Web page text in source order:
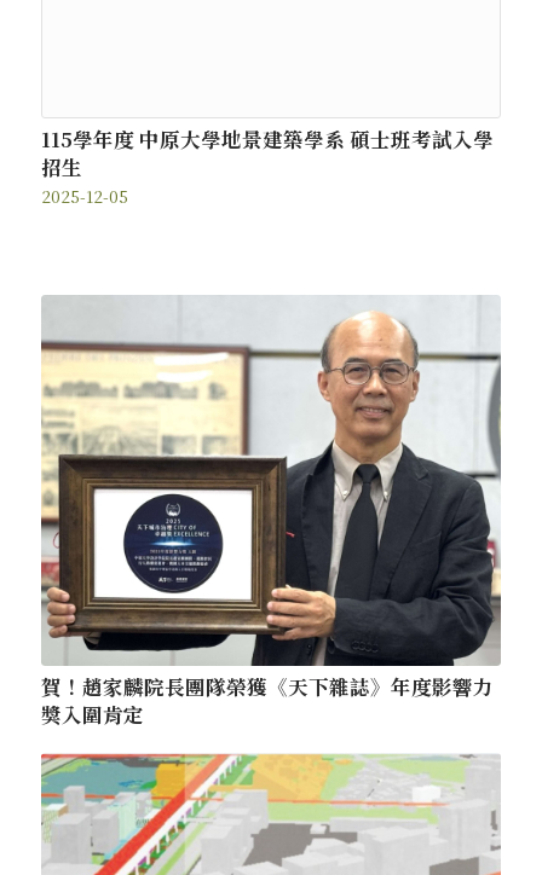
115學年度 中原大學地景建築學系 碩士班考試入學
招生
2025-12-05
賀！趙家麟院長團隊榮獲《天下雜誌》年度影響力
獎入圍肯定